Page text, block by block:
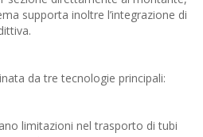
supporta inoltre l’integrazione di
da tre tecnologie principali:
limitazioni nel trasporto di tubi